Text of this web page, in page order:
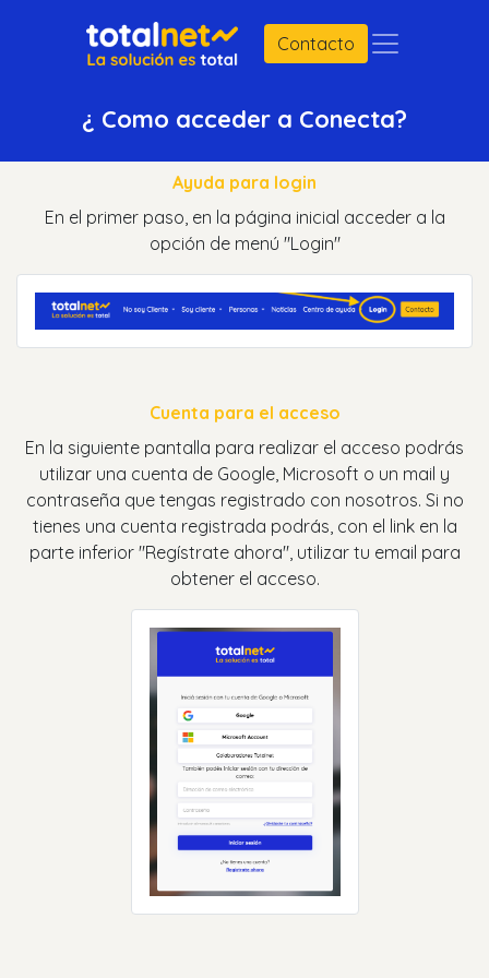
Contacto
¿ Como acceder a Conecta?
Ayuda para login
En el primer paso, en la página inicial acceder a la
opción de menú "Login"
Cuenta para el acceso
En la siguiente pantalla para realizar el acceso podrás
utilizar una cuenta de Google, Microsoft o un mail y
contraseña que tengas registrado con nosotros. Si no
tienes una cuenta registrada podrás, con el link en la
parte inferior "Regístrate ahora", utilizar tu email para
obtener el acceso.